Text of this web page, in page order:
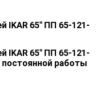
IKAR 65" ПП 65-121-
IKAR 65" ПП 65-121-
работы